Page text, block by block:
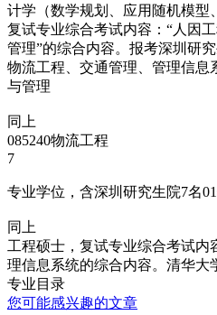
计学（数学规划、应用随机模型
复试专业综合考试内容：“人因
管理”的综合内容。报考深圳研
物流工程、交通管理、管理信息
与管理
同上
085240物流工程
7
专业学位，含深圳研究生院7名
同上
工程硕士，复试专业综合考试内
理信息系统的综合内容。清华大
专业目录
您可能感兴趣的文章